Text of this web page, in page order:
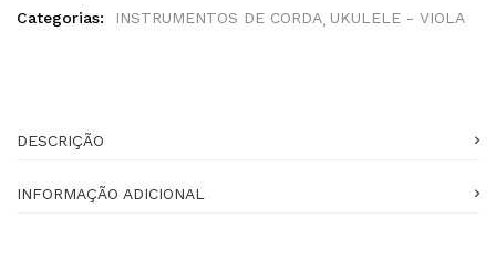
Categorias:
INSTRUMENTOS DE CORDA UKULELE - VIOLA
DESCRIÇÃO
INFORMAÇÃO ADICIONAL